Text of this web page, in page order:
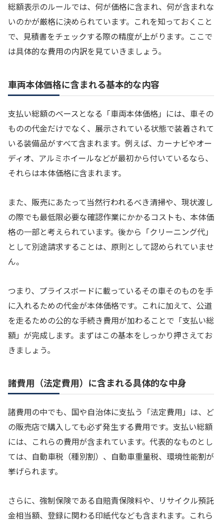
総額表示のルールでは、何が価格に含まれ、何が含まれな
いのかが厳格に決められています。これを知っておくこと
で、見積書をチェックする際の精度が上がります。ここで
は具体的な費用の内訳を見ていきましょう。
車両本体価格に含まれる基本的な内容
支払い総額のベースとなる「車両本体価格」には、車その
ものの代金だけでなく、展示されている状態で装着されて
いる装備品がすべて含まれます。例えば、カーナビやオー
ディオ、アルミホイールなどが最初から付いているなら、
それらは本体価格に含まれます。
また、販売にあたって当然行われるべき清掃や、現状渡し
の際でも最低限必要な確認作業にかかるコストも、本体価
格の一部と考えられています。後から「クリーニング代」
として別途請求することは、原則として認められていませ
ん。
つまり、プライスボードに載っているその車そのものを手
に入れるための代金が本体価格です。これに加えて、公道
を走るための公的な手続き費用が加わることで「支払い総
額」が完成します。まずはこの基本をしっかり押さえてお
きましょう。
諸費用（法定費用）に含まれる具体的な中身
諸費用の中でも、国や自治体に支払う「法定費用」は、ど
の販売店で購入しても必ず発生する費用です。支払い総額
には、これらの費用が含まれています。代表的なものとし
ては、自動車税（種別割）、自動車重量税、環境性能割が
挙げられます。
さらに、強制保険である自賠責保険料や、リサイクル預託
金相当額、登録に関わる印紙代なども含まれます。これら